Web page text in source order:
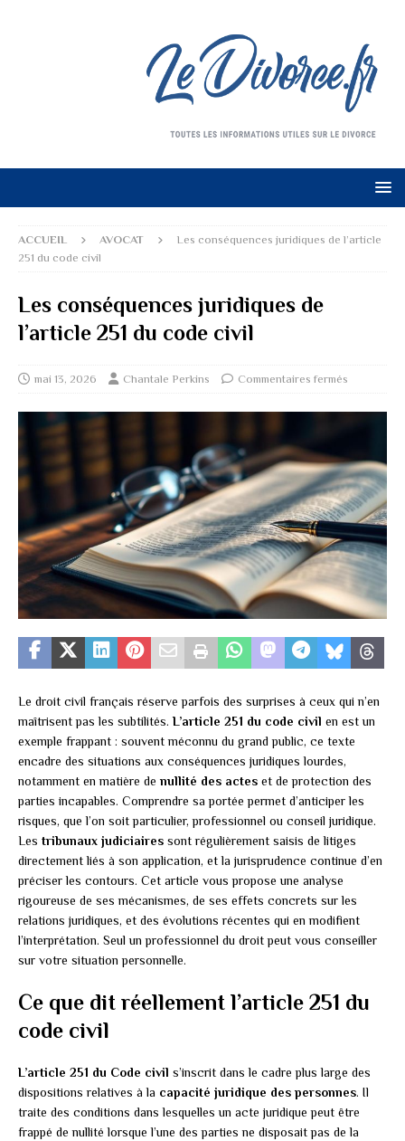
ACCUEIL AVOCAT
Les conséquences juridiques de l’article
251 du code civil
Les conséquences juridiques de
l’article 251 du code civil
mai 13, 2026 Chantale Perkins Commentaires fermés
Le droit civil français réserve parfois des surprises à ceux qui n’en
maîtrisent pas les subtilités.L’article 251 du code civil en est un
exemple frappant : souvent méconnu du grand public, ce texte
encadre des situations aux conséquences juridiques lourdes,
notamment en matière de nullité des actes et de protection des
parties incapables. Comprendre sa portée permet d’anticiper les
risques, que l’on soit particulier, professionnel ou conseil juridique.
Les tribunaux judiciaires sont régulièrement saisis de litiges
directement liés à son application, et la jurisprudence continue d’en
préciser les contours. Cet article vous propose une analyse
rigoureuse de ses mécanismes, de ses effets concrets sur les
relations juridiques, et des évolutions récentes qui en modifient
l’interprétation. Seul un professionnel du droit peut vous conseiller
sur votre situation personnelle.
Ce que dit réellement l’article 251 du
code civil
L’article 251 du Code civil s’inscrit dans le cadre plus large des
dispositions relatives à la capacité juridique des personnes. Il
traite des conditions dans lesquelles un acte juridique peut être
frappé de nullité lorsque l’une des parties ne disposait pas de la